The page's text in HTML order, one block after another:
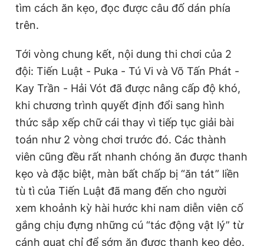
tìm cách ăn kẹo, đọc được câu đố dán phía
trên.
Tới vòng chung kết, nội dung thi chơi của 2
đội: Tiến Luật - Puka - Tú Vi và Võ Tấn Phát -
Kay Trần - Hải Vót đã được nâng cấp độ khó,
khi chương trình quyết định đổi sang hình
thức sắp xếp chữ cái thay vì tiếp tục giải bài
toán như 2 vòng chơi trước đó. Các thành
viên cũng đều rất nhanh chóng ăn được thanh
kẹo và đặc biệt, màn bất chấp bị “ăn tát” liền
tù tì của Tiến Luật đã mang đến cho người
xem khoảnh kỳ hài hước khi nam diễn viên cố
gắng chịu đựng những cú “tác động vật lý” từ
cánh quạt chỉ để sớm ăn được thanh kẹo dẻo.